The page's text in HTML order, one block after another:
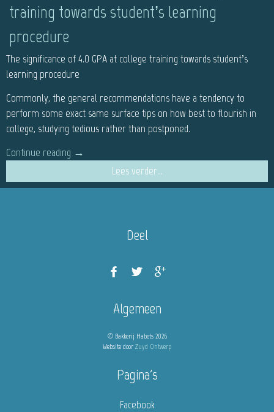
training towards student’s learning
procedure
The significance of 4.0 GPA at college training towards student’s
learning procedure
Commonly, the general recommendations have a tendency to
perform some exact same surface tips on how best to flourish in
college, studying tedious rather than postponed.
Continue reading →
Lees verder...
Deel
Algemeen
© Bakkerij Habets 2026
Website door Zuyd Ontwerp
Pagina's
Facebook